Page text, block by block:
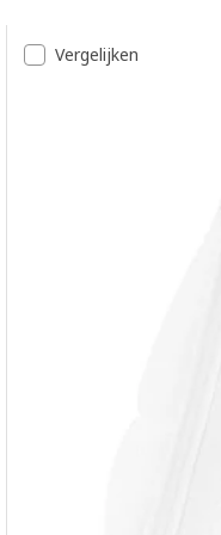
Vergelijken